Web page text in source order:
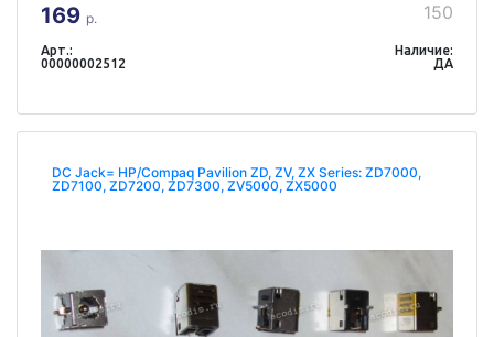
169 р.
150
Арт.:
00000002512
Наличие:
ДА
DC Jack= HP/Compaq Pavilion ZD, ZV, ZX Series: ZD7000,
ZD7100, ZD7200, ZD7300, ZV5000, ZX5000